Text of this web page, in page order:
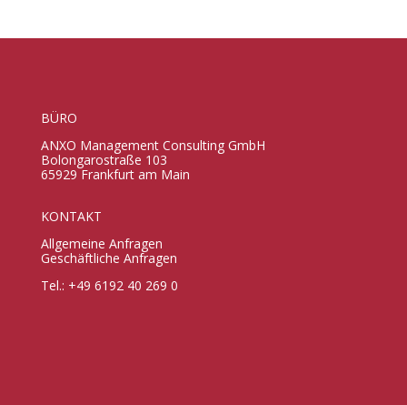
BÜRO
ANXO Management Consulting GmbH
Bolongarostraße 103
65929 Frankfurt am Main
KONTAKT
Allgemeine Anfragen
Geschäftliche Anfragen
Tel.: +49 6192 40 269 0